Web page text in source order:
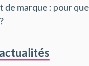
de marque : pour